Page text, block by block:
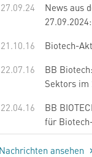
27.09.24
News aus
21.10.16
Biotech-
22.07.16
BB
Sektors im
22.04.16
BB
für
ansehen